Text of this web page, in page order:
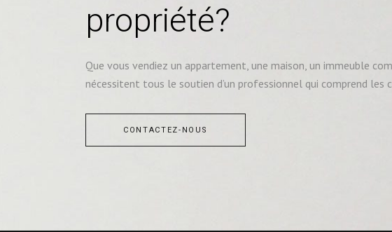
propriété?
Que vous vendiez un appartement, une maison, un immeuble
nécessitent tous le soutien d’un professionnel qui comprend les
CONTACTEZ-NOUS